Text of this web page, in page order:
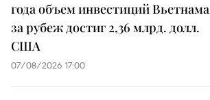
года объем инвестиций Вьетнама
за рубеж достиг 2,36 млрд. долл.
США
07/08/2026 17:00